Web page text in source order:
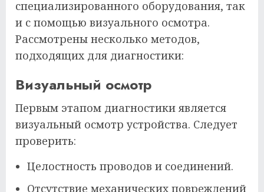
специализированного оборудования, так
и с помощью визуального осмотра.
Рассмотрены несколько методов,
подходящих для диагностики:
Визуальный осмотр
Первым этапом диагностики является
визуальный осмотр устройства. Следует
проверить:
Целостность проводов и соединений.
Отсутствие механических повреждений